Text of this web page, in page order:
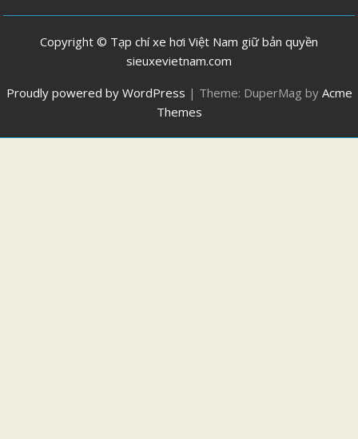
Copyright © Tạp chí xe hơi Việt Nam giữ bản quyền
sieuxevietnam.com
Proudly powered by WordPress | Theme: DuperMag by Acme
Themes